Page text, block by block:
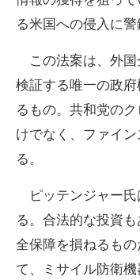
る米国への侵入に警
この法案は、外国
検証する唯一の政
るもの。共和党の
けでなく、ファイ
る。
ピッテンジャー氏
る。合法的な投資
全保障を損ねるも
て、ミサイル防衛